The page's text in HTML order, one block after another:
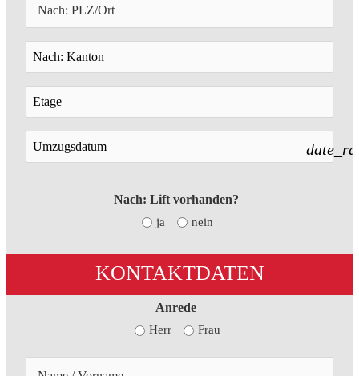
Nach: Lift vorhanden?
ja
nein
KONTAKTDATEN
Anrede
Herr
Frau